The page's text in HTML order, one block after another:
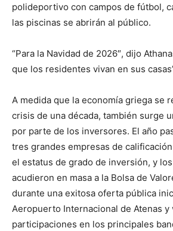
polideportivo con campos de fútbol,
las piscinas se abrirán al público.
“Para la Navidad de 2026″, dijo
que los residentes vivan en sus
A medida que la economía griega se
crisis de una década, también surge
por parte de los inversores. El año
tres grandes empresas de
el estatus de grado de inversión, y
acudieron en masa a la Bolsa de
durante una exitosa oferta pública
Aeropuerto Internacional de Atenas y
participaciones en los principales